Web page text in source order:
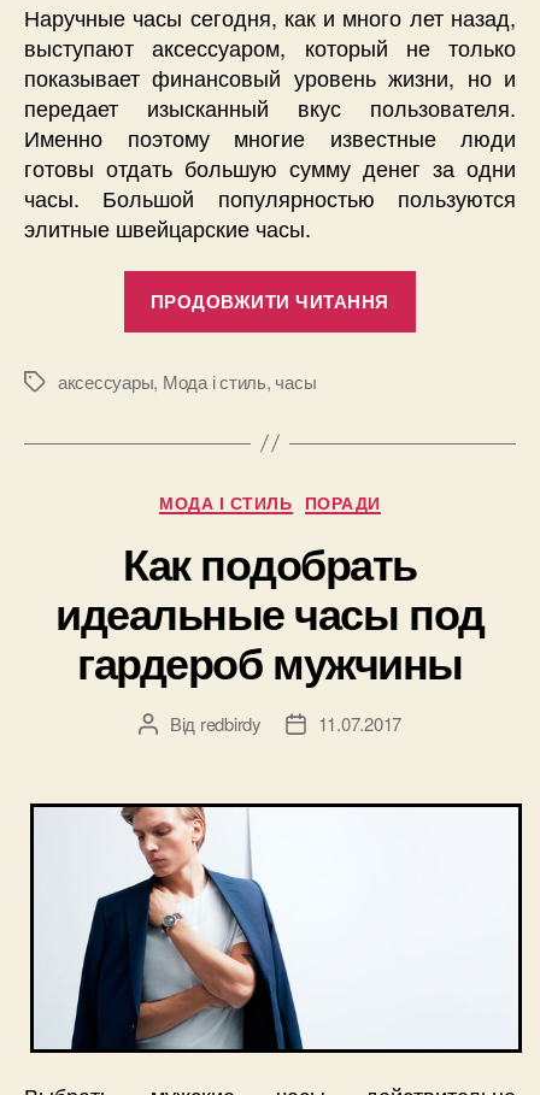
Наручные часы сегодня, как и много лет назад,
выступают аксессуаром, который не только
показывает финансовый уровень жизни, но и
передает изысканный вкус пользователя.
Именно поэтому многие известные люди
готовы отдать большую сумму денег за одни
часы. Большой популярностью пользуются
элитные швейцарские часы.
ПРОДОВЖИТИ ЧИТАННЯ
не
Позначки
аксессуары, Мода і стиль, часы
Категорії
МОДА І СТИЛЬ ПОРАДИ
Как подобрать
идеальные часы под
гардероб мужчины
Автор
Від redbirdy
Дата11.07.2017